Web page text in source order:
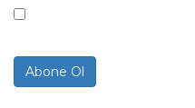
Abone Ol